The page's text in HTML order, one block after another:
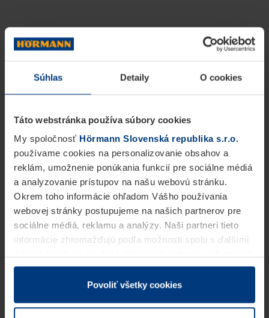
Súhlas Detaily O cookies
Táto webstránka používa súbory cookies
My spoločnosť Hörmann Slovenská republika s.r.o.
používame cookies na personalizovanie obsahov a
reklám, umožnenie ponúkania funkcií pre sociálne médiá
a analyzovanie prístupov na našu webovú stránku.
Okrem toho informácie ohľadom Vášho používania
webovej stránky postupujeme na našich partnerov pre
sociálne médiá, reklamu a analýzy. Naši partneri tieto
informácie zhromažďujú podľa možnosti spolu s ďalšími
v rámci Vášho využívania služieb.
Z právneho hľadiska môžeme cookies ukladať na Vašom
prevádzku tejto stránky. Pre všetky ostatné typy cookie
Povoliť všetky cookies